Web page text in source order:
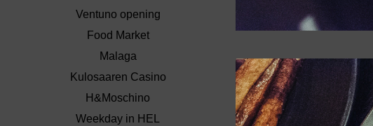
Ventuno opening
Food Market
Malaga
Kulosaaren Casino
H&Moschino
Weekday in HEL